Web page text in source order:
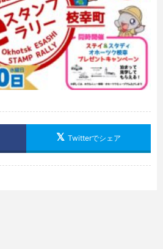
Twitterでシェア